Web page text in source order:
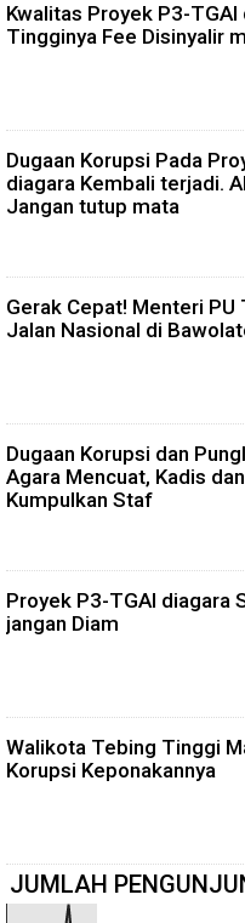
Kwalitas Proyek P3-TGAI
Tingginya Fee Disinyalir
Dugaan Korupsi Pada
diagara Kembali terjadi.
Jangan tutup mata
Gerak Cepat! Menteri PU
Jalan Nasional di
Dugaan Korupsi dan
Agara Mencuat, Kadis
Kumpulkan Staf
Proyek P3-TGAI diagara
jangan Diam
Walikota Tebing Tinggi
Korupsi Keponakannya
JUMLAH